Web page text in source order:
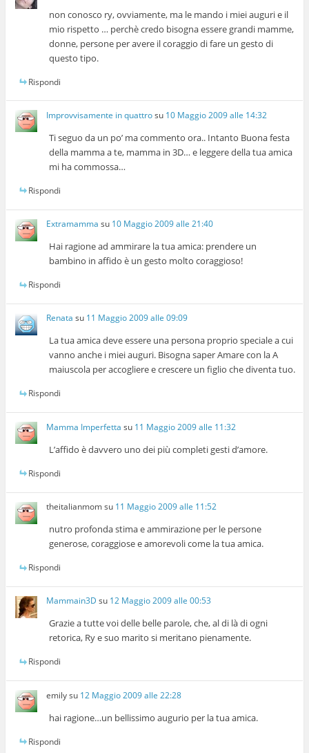
non conosco ry, ovviamente, ma le mando i miei auguri e il
mio rispetto … perchè credo bisogna essere grandi mamme,
donne, persone per avere il coraggio di fare un gesto di
questo tipo.
Rispondi
Improvvisamente in quattrosu 10 Maggio 2009 alle 14:32
Ti seguo da un po’ ma commento ora.. Intanto Buona festa
della mamma a te, mamma in 3D… e leggere della tua amica
mi ha commossa…
Rispondi
Extramamma su 10 Maggio 2009 alle 21:40
Hai ragione ad ammirare la tua amica: prendere un
bambino in affido è un gesto molto coraggioso!
Rispondi
Renata su 11 Maggio 2009 alle 09:09
La tua amica deve essere una persona proprio speciale a cui
vanno anche i miei auguri. Bisogna saper Amare con la A
maiuscola per accogliere e crescere un figlio che diventa tuo.
Rispondi
Mamma Imperfetta su 11 Maggio 2009 alle 11:32
L’affido è davvero uno dei più completi gesti d’amore.
Rispondi
theitalianmomsu 11 Maggio 2009 alle 11:52
nutro profonda stima e ammirazione per le persone
generose, coraggiose e amorevoli come la tua amica.
Rispondi
Mammain3D su 12 Maggio 2009 alle 00:53
Grazie a tutte voi delle belle parole, che, al di là di ogni
retorica, Ry e suo marito si meritano pienamente.
Rispondi
emilysu 12 Maggio 2009 alle 22:28
hai ragione…un bellissimo augurio per la tua amica.
Rispondi